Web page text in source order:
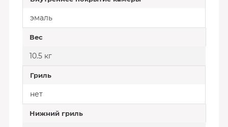
эмаль
Вес
10.5 кг
Гриль
нет
Нижний гриль